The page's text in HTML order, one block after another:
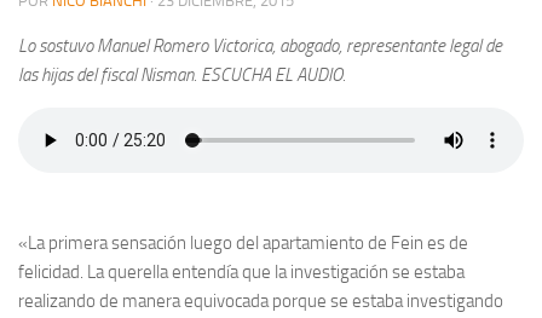
Lo sostuvo Manuel Romero Victorica, abogado, representante legal de
las hijas del fiscal Nisman. ESCUCHA EL AUDIO.
«La primera sensación luego del apartamiento de Fein es de
felicidad. La querella entendía que la investigación se estaba
realizando de manera equivocada porque se estaba investigando